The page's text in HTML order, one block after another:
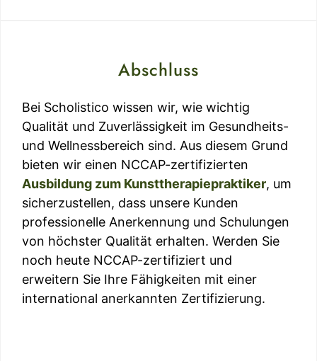
Abschluss
Bei Scholistico wissen wir, wie wichtig
Qualität und Zuverlässigkeit im Gesundheits-
und Wellnessbereich sind. Aus diesem Grund
bieten wir einen NCCAP-zertifizierten
Ausbildung zum Kunsttherapiepraktiker, um
sicherzustellen, dass unsere Kunden
professionelle Anerkennung und Schulungen
von höchster Qualität erhalten. Werden Sie
noch heute NCCAP-zertifiziert und
erweitern Sie Ihre Fähigkeiten mit einer
international anerkannten Zertifizierung.